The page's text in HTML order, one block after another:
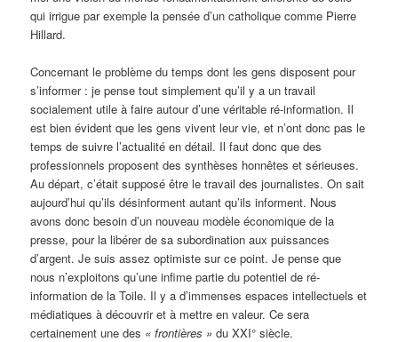
qui irrigue par exemple la pensée d’un catholique comme Pierre
Hillard.
Concernant le problème du temps dont les gens disposent pour
s’informer : je pense tout simplement qu’il y a un travail
socialement utile à faire autour d’une véritable ré-information. Il
est bien évident que les gens vivent leur vie, et n’ont donc pas le
temps de suivre l’actualité en détail. Il faut donc que des
professionnels proposent des synthèses honnêtes et sérieuses.
Au départ, c’était supposé être le travail des journalistes. On sait
aujourd’hui qu’ils désinforment autant qu’ils informent. Nous
avons donc besoin d’un nouveau modèle économique de la
presse, pour la libérer de sa subordination aux puissances
d’argent. Je suis assez optimiste sur ce point. Je pense que
nous n’exploitons qu’une infime partie du potentiel de ré-
information de la Toile. Il y a d’immenses espaces intellectuels et
médiatiques à découvrir et à mettre en valeur. Ce sera
certainement une des « frontières » du XXI° siècle.